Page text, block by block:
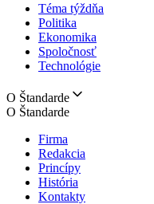
Téma týždňa
Politika
Ekonomika
Spoločnosť
Technológie
O Štandarde
O Štandarde
Firma
Redakcia
Princípy
História
Kontakty